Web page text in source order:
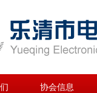
协会信息